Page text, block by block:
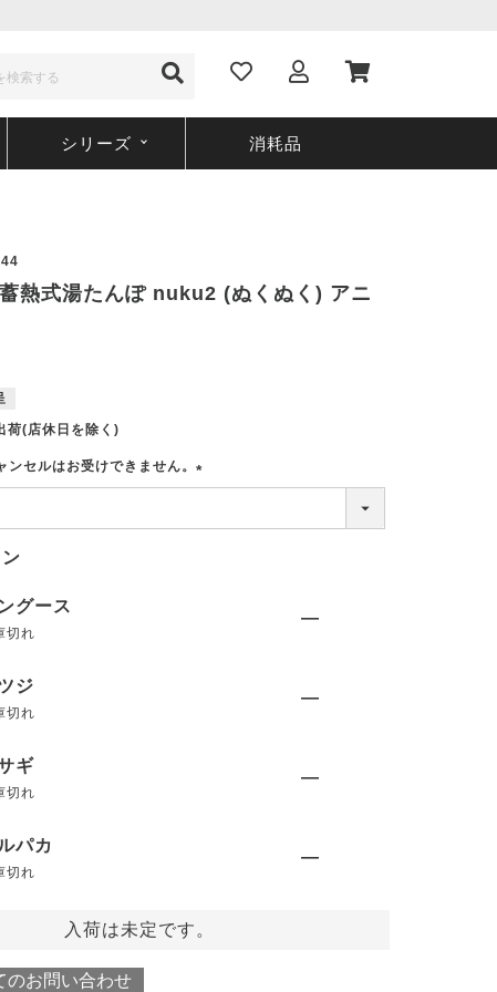
シリーズ 消耗品
熱式湯たんぽ nuku2 (ぬくぬく) アニ
荷(店休日を除く)
ンセルはお受けできません。
グース
切れ
—
ジ
切れ
—
ギ
切れ
—
パカ
切れ
—
入荷は未定です。
のお問い合わせ